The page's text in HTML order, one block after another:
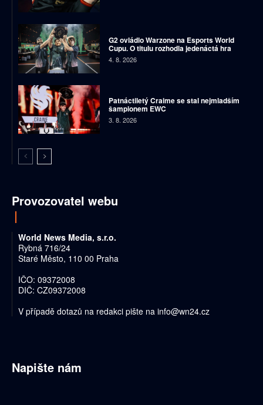
G2 ovládlo Warzone na Esports World
Cupu. O titulu rozhodla jedenáctá hra
4. 8. 2026
Patnáctiletý Craime se stal nejmladším
šampionem EWC
3. 8. 2026
Provozovatel webu
World News Media, s.r.o.
Rybná 716/24
Staré Město, 110 00 Praha
IČO: 09372008
DIČ: CZ09372008
V případě dotazů na redakci pište na info@wn24.cz
Napište nám